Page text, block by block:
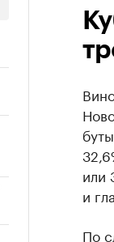
или
и
По